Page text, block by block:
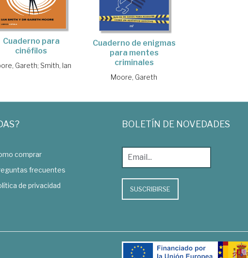
Cuaderno para
cinéfilos
Gareth; Smith, Ian
Cuaderno de enigmas
para mentes
criminales
Moore, Gareth
comprar
frecuentes
de privacidad
BOLETÍN DE NOVEDADES
SUSCRIBIRSE